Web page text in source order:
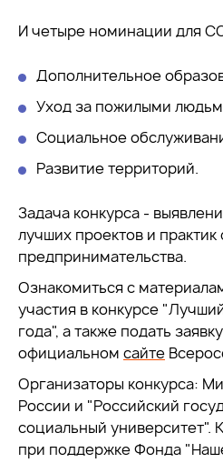
И четыре номинации для
Дополнительное
Уход за пожилыми
Социальное
Развитие территорий.
Задача конкурса -
лучших проектов и
предпринимательства.
Ознакомиться с
участия в конкурсе
года", а также подать
официальном сайте
Организаторы конкурса:
России и "Российский
социальный университет".
при поддержке Фонда